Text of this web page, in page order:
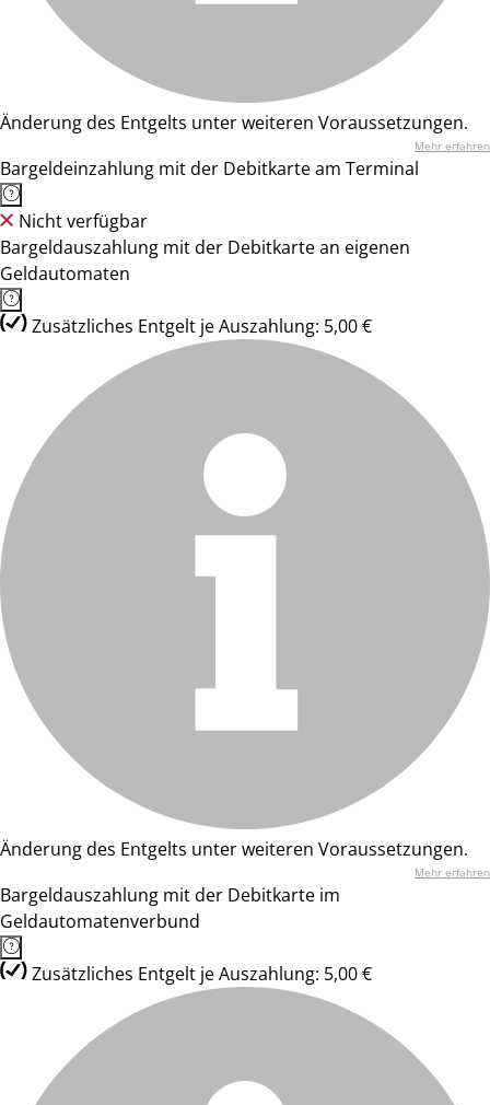
Änderung des Entgelts unter weiteren Voraussetzungen.
Mehr erfahren
Bargeldeinzahlung mit der Debitkarte am Terminal
Nicht verfügbar
Bargeldauszahlung mit der Debitkarte an eigenen
Geldautomaten
Zusätzliches Entgelt je Auszahlung: 5,00 €
Änderung des Entgelts unter weiteren Voraussetzungen.
Mehr erfahren
Bargeldauszahlung mit der Debitkarte im
Geldautomatenverbund
Zusätzliches Entgelt je Auszahlung: 5,00 €